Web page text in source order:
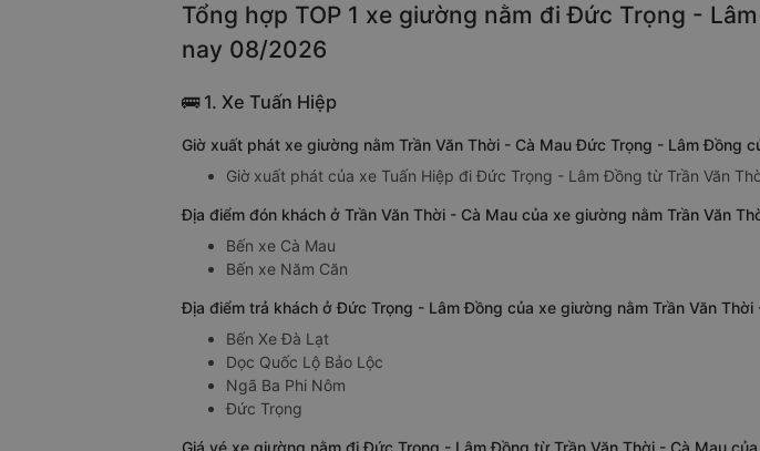
Tổng hợp TOP 1 xe giường nằm đi Đức Trọng -
nay 08/2026
🚌 1. Xe Tuấn Hiệp
Giờ xuất phát xe giường nằm Trần Văn Thời - Cà Mau Đức Trọng - Lâm Đồng
Giờ xuất phát của xe Tuấn Hiệp đi Đức Trọng - Lâm Đồng từ Trần Văn
Địa điểm đón khách ở Trần Văn Thời - Cà Mau của xe giường nằm Trần Văn
Bến xe Cà Mau
Bến xe Năm Căn
Địa điểm trả khách ở Đức Trọng - Lâm Đồng của xe giường nằm Trần Văn
Bến Xe Đà Lạt
Dọc Quốc Lộ Bảo Lộc
Ngã Ba Phi Nôm
Đức Trọng